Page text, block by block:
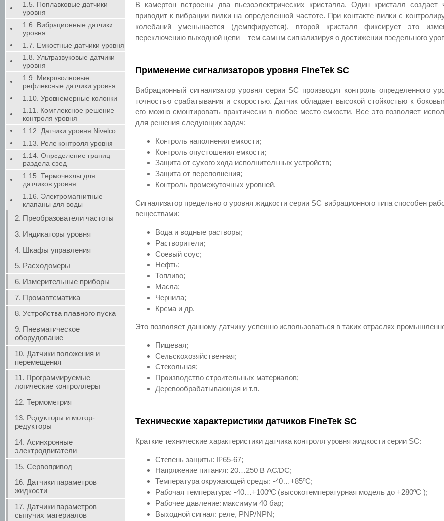
1.5. Поплавковые датчики
уровня
1.6. Вибрационные датчики
уровня
1.7. Емкостные датчики уровня
1.8. Ультразвуковые датчики
уровня
1.9. Микроволновые
рефлексные датчики уровня
1.10. Уровнемерные колонки
1.11. Комплексное решение
контроля уровня
1.12. Датчики уровня Nivelco
1.13. Реле контроля уровня
1.14. Определение границ
раздела сред
1.15. Термочехлы для
датчиков уровня
1.16. Электромагнитные
клапаны для воды
2. Преобразователи частоты
3. Индикаторы уровня
4. Шкафы управления
5. Расходомеры
6. Измерительные приборы
7. Промавтоматика
8. Устройства плавного пуска
9. Пневматическое
оборудование
10. Датчики положения и
перемещения
11. Программируемые
логические контроллеры
12. Термометрия
13. Редукторы и мотор-
редукторы
14. Асинхронные
электродвигатели
15. Сервопривод
16. Датчики параметров
жидкости
17. Датчики параметров
сыпучих материалов
В камертон встроены два пьезоэлектрических кристалла. Один кристалл создает
приводит к вибрации вилки на определенной частоте. При контакте вилки с
колебаний уменьшается (демпфируется), второй кристалл фиксирует это
переключению выходной цепи – тем самым сигнализируя о достижении предельного
Применение сигнализаторов уровня FineTek SC
Вибрационный сигнализатор уровня серии SC производит контроль определенного
точностью срабатывания и скоростью. Датчик обладает высокой стойкостью к
его можно смонтировать практически в любое место емкости. Все это позволяет
для решения следующих задач:
Контроль наполнения емкости;
Контроль опустошения емкости;
Защита от сухого хода исполнительных устройств;
Защита от переполнения;
Контроль промежуточных уровней.
Сигнализатор предельного уровня жидкости серии SC вибрационного типа способен
веществами:
Вода и водные растворы;
Растворители;
Соевый соус;
Нефть;
Топливо;
Масла;
Чернила;
Крема и др.
Это позволяет данному датчику успешно использоваться в таких отраслях
Пищевая;
Сельскохозяйственная;
Стекольная;
Производство строительных материалов;
Деревообрабатывающая и т.п.
Технические характеристики датчиков FineTek SC
Краткие технические характеристики датчика контроля уровня жидкости серии SC:
Степень защиты: IP65-67;
Напряжение питания: 20…250 В AC/DC;
Температура окружающей среды: -40…+85ºС;
Рабочая температура: -40…+100ºС (высокотемпературная модель до +280ºС );
Рабочее давление: максимум 40 бар;
Выходной сигнал: реле, PNP/NPN;